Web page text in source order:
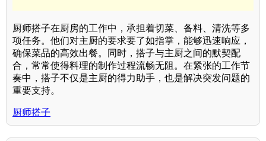
厨师搭子在厨房的工作中，承担着切菜、备料、清洗等多
项任务。他们对主厨的要求要了如指掌，能够迅速响应，
确保菜品的高效出餐。同时，搭子与主厨之间的默契配
合，常常使得料理的制作过程流畅无阻。在紧张的工作节
奏中，搭子不仅是主厨的得力助手，也是解决突发问题的
重要支持。
厨师搭子